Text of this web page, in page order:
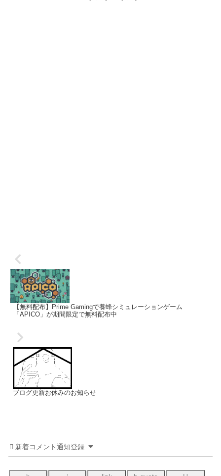
【無料配布】Prime Gamingで養蜂シミュレーションゲーム
「APICO」が期間限定で無料配布中
ブログ更新お休みのお知らせ
新着コメント通知登録